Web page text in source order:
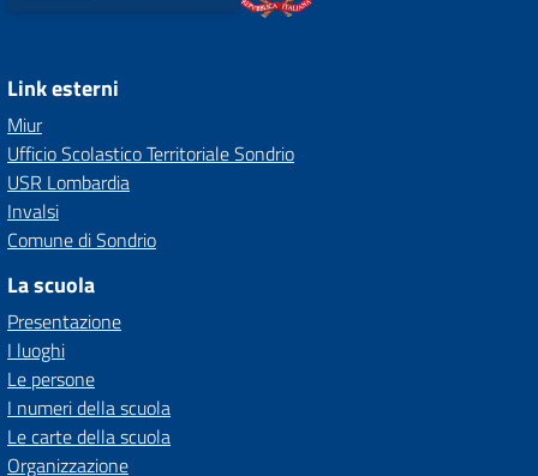
Link esterni
Miur
Ufficio Scolastico Territoriale Sondrio
USR Lombardia
Invalsi
Comune di Sondrio
La scuola
Presentazione
I luoghi
Le persone
I numeri della scuola
Le carte della scuola
Organizzazione